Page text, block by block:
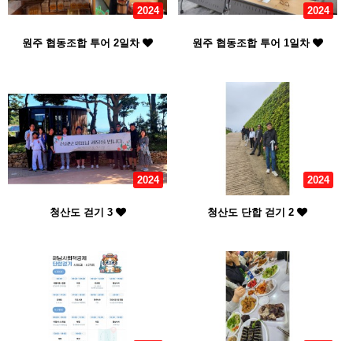
2024
원주 협동조합 투어 2일차
2024
원주 협동조합 투어 1일차
2024
청산도 걷기 3
2024
청산도 단합 걷기 2